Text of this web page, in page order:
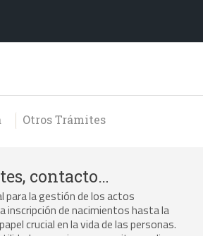
Otros Trámites
contacto…
para la gestión de los actos
inscripción de nacimientos hasta la
crucial en la vida de las personas.